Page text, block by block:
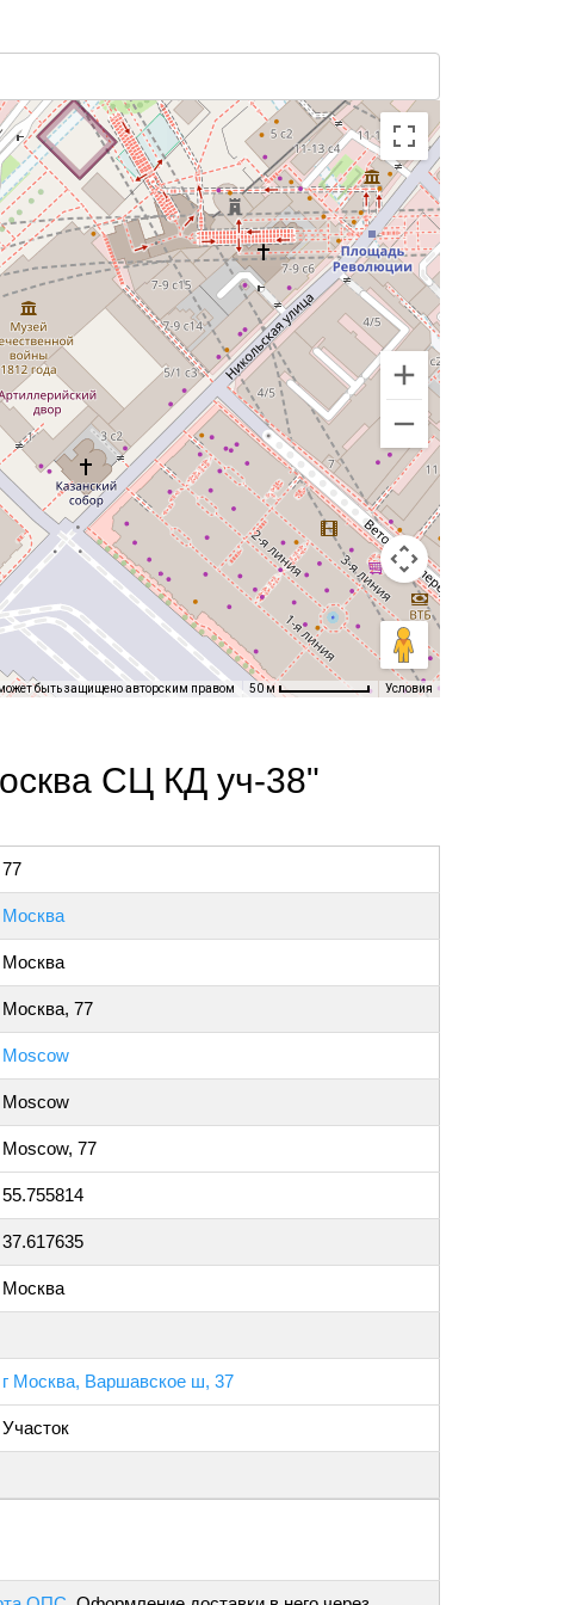
быть защищено авторским правом 50 м Условия
СЦ КД уч-38"
77
Москва
Москва
Москва, 77
Moscow
Moscow
Moscow, 77
55.755814
37.617635
Москва
г Москва, Варшавское ш, 37
Участок